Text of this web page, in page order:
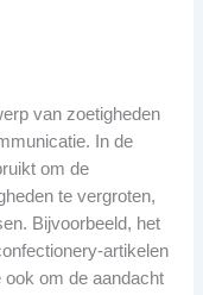
van zoetigheden
In de
om de
te vergroten,
Bijvoorbeeld, het
artikelen
ook om de aandacht